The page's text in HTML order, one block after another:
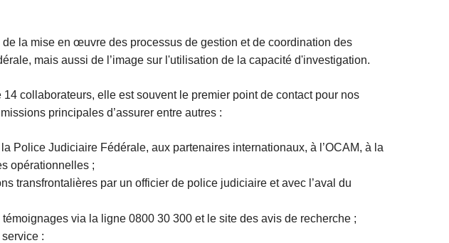
la mise en œuvre des processus de gestion et de coordination des
mais aussi de l’image sur l'utilisation de la capacité d'investigation.
14 collaborateurs, elle est souvent le premier point de contact pour nos
principales d’assurer entre autres :
Police Judiciaire Fédérale, aux partenaires internationaux, à l’OCAM, à la
opérationnelles ;
transfrontalières par un officier de police judiciaire et avec l’aval du
via la ligne 0800 30 300 et le site des avis de recherche ;
: